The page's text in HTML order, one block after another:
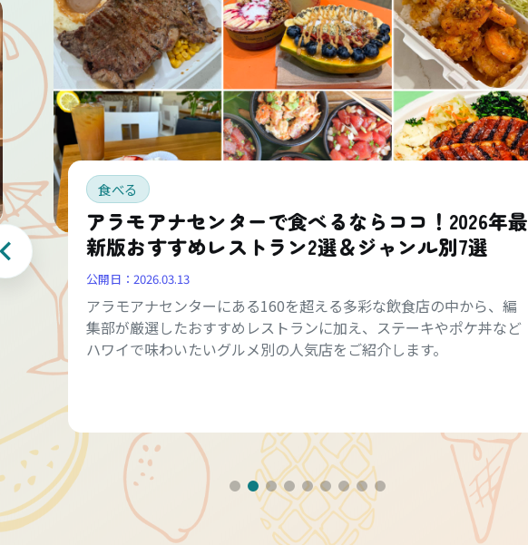
食べる
アラモアナセンターで食べるならココ！2026年最
新版おすすめレストラン2選＆ジャンル別7選
公開日： 2026.03.13
アラモアナセンターにある160を超える多彩な飲食店の中から、編
集部が厳選したおすすめレストランに加え、ステーキやポケ丼など
ハワイで味わいたいグルメ別の人気店をご紹介します。